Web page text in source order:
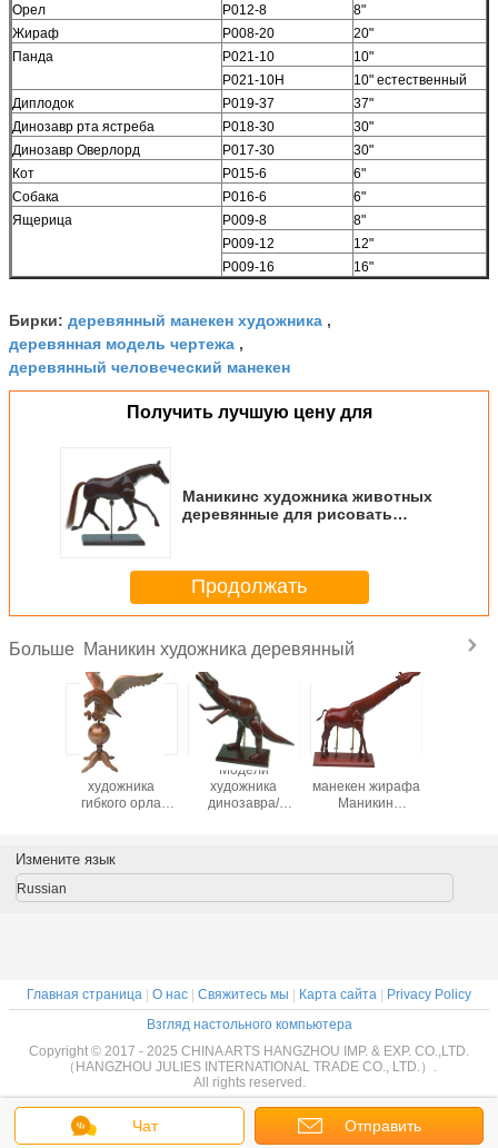
Орел
Р012-8
8"
Жираф
Р008-20
20"
Панда
Р021-10
10"
Р021-10Н
10" естественный
Диплодок
Р019-37
37"
Динозавр рта ястреба
Р018-30
30"
Динозавр Оверлорд
Р017-30
30"
Кот
Р015-6
6"
Собака
Р016-6
6"
Ящерица
Р009-8
8"
Р009-12
12"
Р009-16
16"
Бирки: деревянный манекен художника ,
деревянная модель чертежа ,
деревянный человеческий манекен
Получить лучшую цену для
Маникинс художника животных
деревянные для рисовать
Продолжать
Больше Маникин художника деревянный
слона
Манекен
художника
гибкого орла
отчетливо
произношенный
художника
Модели
художника
динозавра/
можжевельника
деревянной
Тип полно
манекен жирафа
Маникин
деревянный
Чат Отправить
Измените язык
Russian
Главная страница | О нас | Свяжитесь мы | Карта сайта | Privacy Policy
Взгляд настольного компьютера
Copyright © 2017 - 2025 CHINA ARTS HANGZHOU IMP. & EXP. CO.,LTD.
（HANGZHOU JULIES INTERNATIONAL TRADE CO., LTD.）.
All rights reserved.